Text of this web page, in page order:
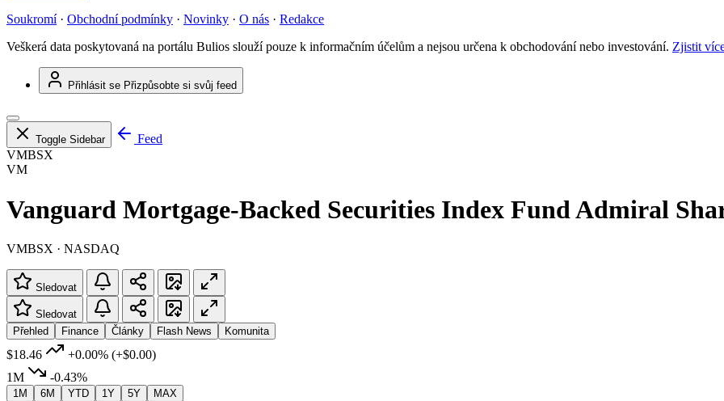
Soukromí · Obchodní podmínky · Novinky · O nás · Redakce
Veškerá data poskytovaná na portálu Bulios slouží pouze k informačním účelům a nejsou určena k obchodování nebo investování. Zjistit
Přihlásit se Přizpůsobte si svůj feed
Toggle Sidebar
Feed
VMBSX
VM
Vanguard Mortgage-Backed Securities Index Fund Admiral
VMBSX · NASDAQ
Sledovat
Sledovat
Přehled
Finance Články Flash News Komunita
$18.46 +0.00% (+$0.00)
1M
-0.43%
1M 6M YTD 1Y 5Y MAX